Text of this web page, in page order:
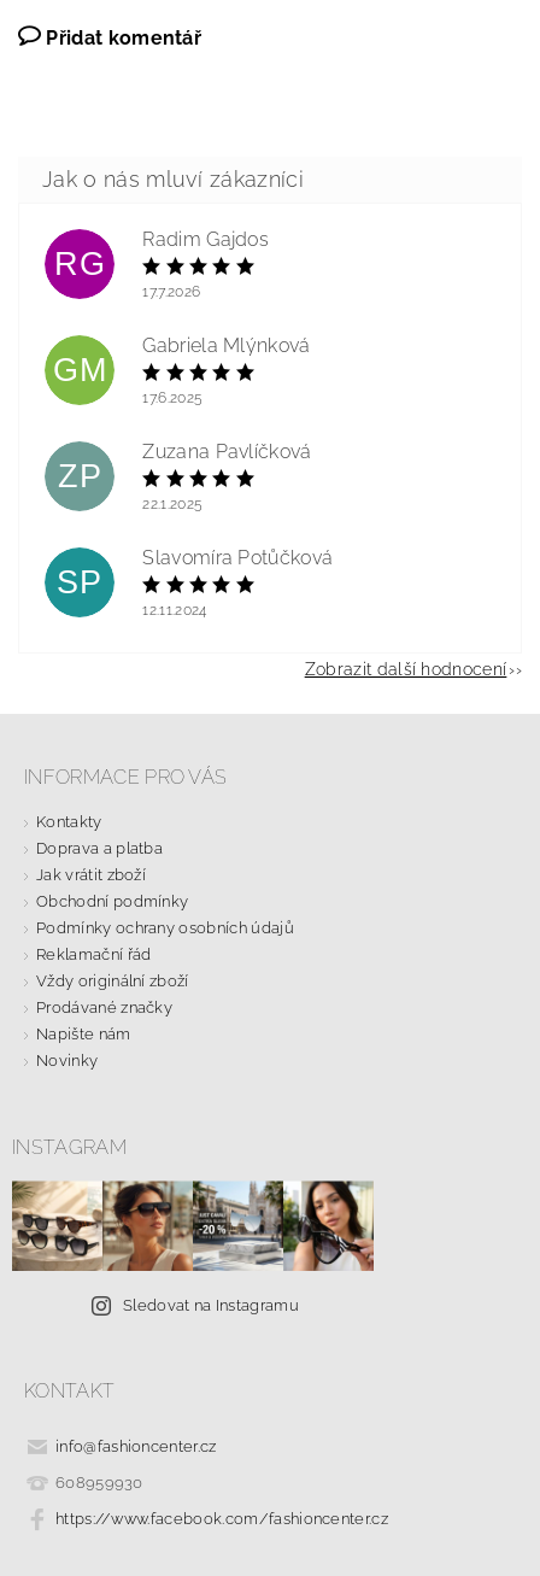
Přidat komentář
RG
Radim Gajdos
17.7.2026
GM
Gabriela Mlýnková
17.6.2025
ZP
Zuzana Pavlíčková
22.1.2025
SP
Slavomíra Potůčková
12.11.2024
Zobrazit další hodnocení
INFORMACE PRO VÁS
Kontakty
Doprava a platba
Jak vrátit zboží
Obchodní podmínky
Podmínky ochrany osobních údajů
Reklamační řád
Vždy originální zboží
Prodávané značky
Napište nám
Novinky
INSTAGRAM
Sledovat na Instagramu
KONTAKT
info@fashioncenter.cz
608959930
https://www.facebook.com/fashioncenter.cz